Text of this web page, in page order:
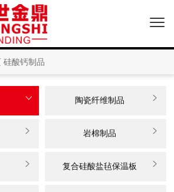
硅酸钙制品
 陶瓷纤维制品 
 岩棉制品 
 复合硅酸盐毡保温板 